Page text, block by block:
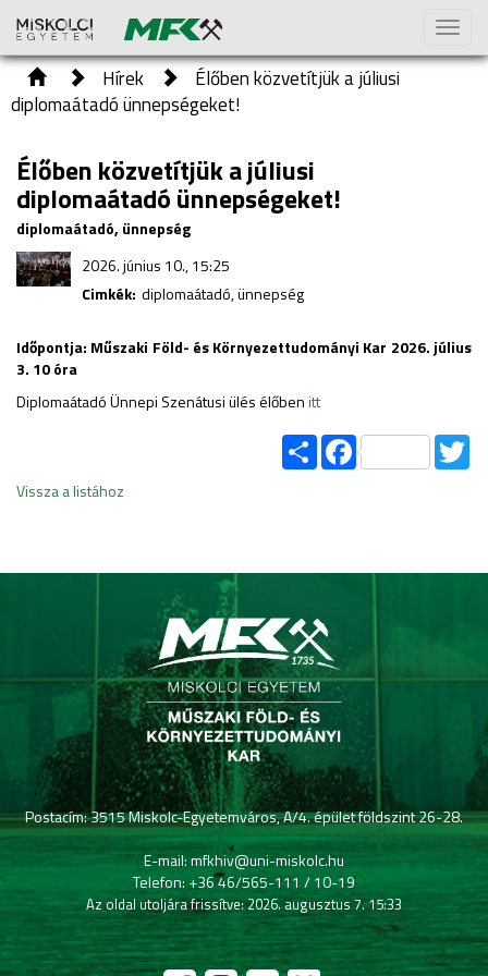
Toggle
Hírek
Élőben közvetítjük a júliusi
diplomaátadó ünnepségeket!
Élőben közvetítjük a júliusi
diplomaátadó ünnepségeket!
diplomaátadó, ünnepség
2026. június 10., 15:25
Cimkék: diplomaátadó, ünnepség
Időpontja: Műszaki Föld- és Környezettudományi Kar 2026. július
3. 10 óra
Diplomaátadó Ünnepi Szenátusi ülés élőbenitt
ShareFacebook
Vissza a listához
Postacím: 3515 Miskolc-Egyetemváros, A/4. épület földszint 26-28.
E-mail: mfkhiv@uni-miskolc.hu
Telefon: +36 46/565-111 / 10-19
Az oldal utoljára frissítve: 2026. augusztus 7. 15:33